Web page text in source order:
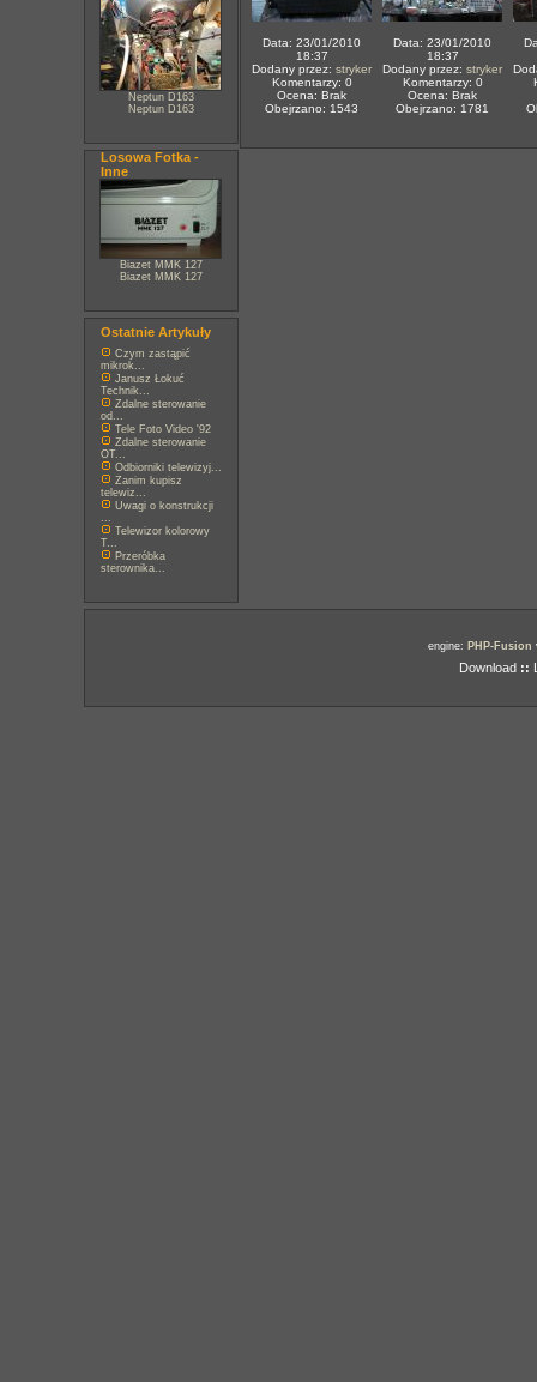
Neptun D163
Neptun D163
Losowa Fotka -
Inne
Biazet MMK 127
Biazet MMK 127
Ostatnie Artykuły
Czym zastąpić
mikrok...
Janusz Łokuć
Technik...
Zdalne sterowanie
od...
Tele Foto Video '92
Zdalne sterowanie
OT...
Odbiorniki telewizyj...
Zanim kupisz
telewiz...
Uwagi o konstrukcji
...
Telewizor kolorowy
T...
Przeróbka
sterownika...
Data: 23/01/2010
18:37
Dodany przez: stryker
Komentarzy: 0
Ocena: Brak
Obejrzano: 1543
Data: 23/01/2010
18:37
Dodany przez: stryker
Komentarzy: 0
Ocena: Brak
Obejrzano: 1781
engine: PHP-Fusion
Download ::